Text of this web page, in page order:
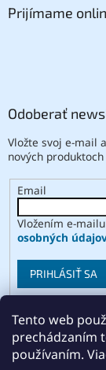
Tento web
prechádzaním
používaním.
Prijímame
Odoberať
Vložte svoj e-mail
nových
Email
Vložením e-
osobných
PRIHLÁSIŤ SA